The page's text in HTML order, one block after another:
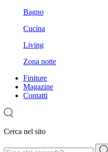
Bagno
Cucina
Living
Zona notte
Finiture
Magazine
Contatti
Cerca nel sito